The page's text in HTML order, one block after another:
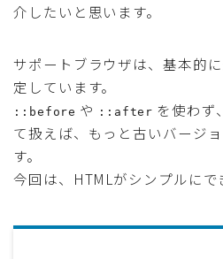
介したいと思います。
サポートブラウザは、基本的
定しています。
::before や ::after を使わず
て扱えば、もっと古いバージ
す。
今回は、HTMLがシンプルにで